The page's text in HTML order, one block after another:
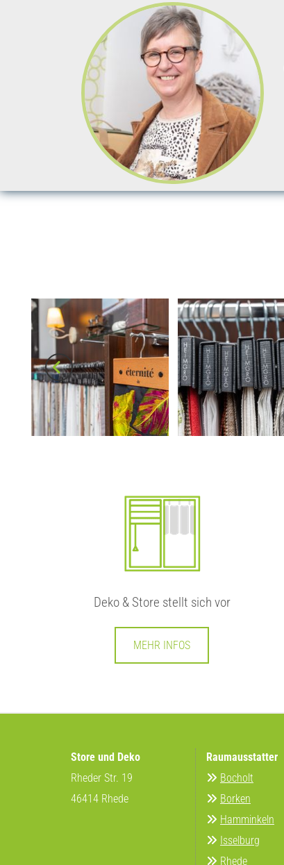
Deko & Store stellt sich vor
MEHR INFOS
Store und Deko
Rheder Str. 19
46414 Rhede
Raumausstatter
 Bocholt
 Borken
 Hamminkeln
 Isselburg
 Rhede